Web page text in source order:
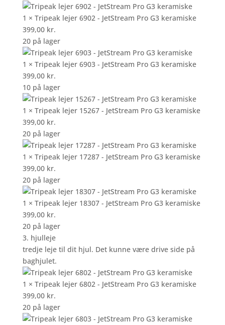
1 × Tripeak lejer 6902 - JetStream Pro G3 keramiske
399,00 kr.
20 på lager
1 × Tripeak lejer 6903 - JetStream Pro G3 keramiske
399,00 kr.
10 på lager
1 × Tripeak lejer 15267 - JetStream Pro G3 keramiske
399,00 kr.
20 på lager
1 × Tripeak lejer 17287 - JetStream Pro G3 keramiske
399,00 kr.
20 på lager
1 × Tripeak lejer 18307 - JetStream Pro G3 keramiske
399,00 kr.
20 på lager
3. hjulleje
tredje leje til dit hjul. Det kunne være drive side på
baghjulet.
1 × Tripeak lejer 6802 - JetStream Pro G3 keramiske
399,00 kr.
20 på lager